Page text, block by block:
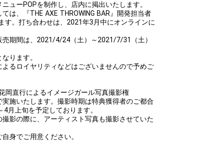
ューPOPを制作し、店内に掲出いたします。
は、『THE AXE THROWING BAR』開発担当者
す。打ち合わせは、2021年3月中にオンラインに
期間は、2021/4/24（土）～2021/7/31（土）
ります。
るロイヤリティなどはございませんので予めご
直行によるイメージガール写真撮影権
施いたします。撮影時期は特典獲得者のご都合
月上旬を予定しております。
影の際に、アーティスト写真も撮影させていた
身でご用意ください。